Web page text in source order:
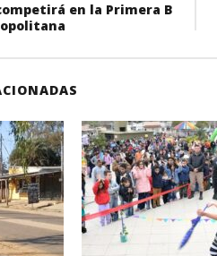
en la Primera B